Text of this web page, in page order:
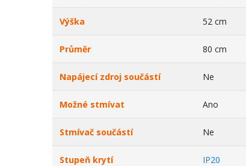
Výška 52 cm
Průměr 80 cm
Napájecí zdroj součástí Ne
Možné stmívat Ano
Stmívač součástí Ne
Stupeň krytí IP20